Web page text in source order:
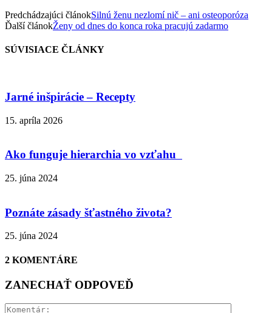
Predchádzajúci článokSilnú ženu nezlomí nič – ani osteoporóza
Ďalší článokŽeny od dnes do konca roka pracujú zadarmo
SÚVISIACE ČLÁNKY
Jarné inšpirácie – Recepty
15. apríla 2026
Ako funguje hierarchia vo vzťahu
25. júna 2024
Poznáte zásady šťastného života?
25. júna 2024
2 KOMENTÁRE
ZANECHAŤ ODPOVEĎ